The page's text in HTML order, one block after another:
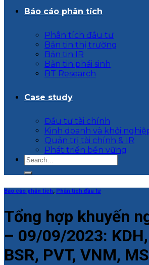
Báo cáo phân tích
Phân tích đầu tư
Bản tin thị trường
Bản tin IR
Bản tin phái sinh
BT Research
Case study
Đầu tư tài chính
Kinh doanh và khởi
Quản trị tài chính & IR
Phát triển bền vững
Báo cáo phân tích, Phân tích đầu tư
Tổng hợp khuyến
– 09/09/2023: KDH,
BSR, PVT, VNM,